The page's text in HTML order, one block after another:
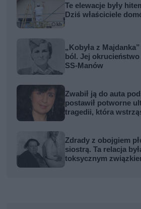
Te elewacje były
Dziś właściciele
„Kobyła z
ból. Jej okrucieństwo
SS-Manów
Zwabił ją do auta
postawił potworne
tragedii, która
Zdrady z obojgiem
siostrą. Ta relacja
toksycznym